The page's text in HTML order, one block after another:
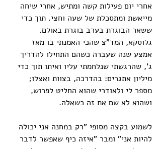
אחרי יום פעילות קשה ומתיש, אחרי שיחה
מייאשת ומתסכלת של שעה וחצי. תוך כדי
ששאר הבוגרת בערב בוגרת באולם.
גלוסקא, המד"צ שהכי האמנתי בו מאז
אמצע שנה שעברה כשהם התחילו להדריך
ג', שהרגשתי שנלחמתי עליו ואיתו תוך כדי
מיליון אתגרים: בהדרכה, בצוות ואצלו;
מספר לי ולאודרי שהוא החליט לפרוש,
ושהוא לא שם את זה כשאלה.
לשמוע בקצה מסופי "רק במחנה אני יכולה
להיות אני" ומבר "איזה כיף שאפשר לדבר